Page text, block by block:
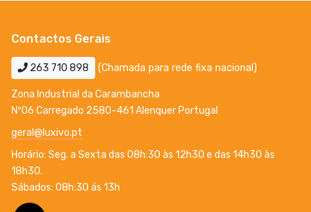
Contactos Gerais
263 710 898 (Chamada para rede fixa nacional)
Zona Industrial da Carambancha
Nº06 Carregado 2580-461 Alenquer Portugal
geral@luxivo.pt
Horário: Seg. a Sexta das 08h:30 às 12h30 e das 14h30 às
18h30.
Sábados: 08h:30 ás 13h